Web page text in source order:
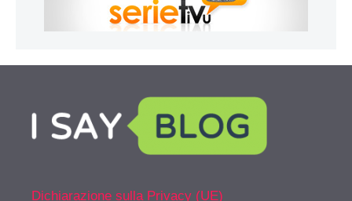
Dichiarazione sulla Privacy (UE)